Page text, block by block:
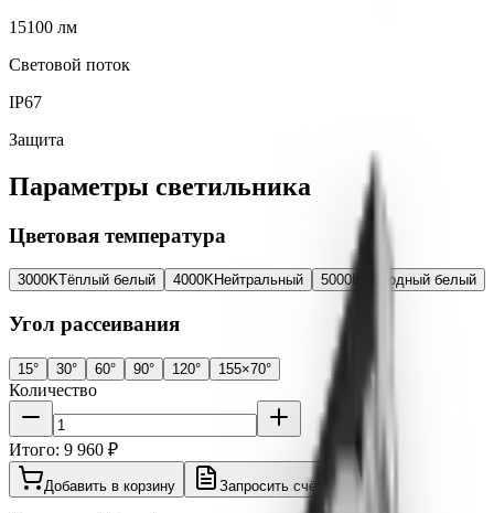
15100 лм
Световой поток
IP67
Защита
Параметры светильника
Цветовая температура
3000KТёплый белый 4000KНейтральный 5000K Холодный белый
Угол рассеивания
15° 30° 60° 90° 120° 155×70°
Количество
Итого: 9 960 ₽
Добавить в корзину Запросить счёт